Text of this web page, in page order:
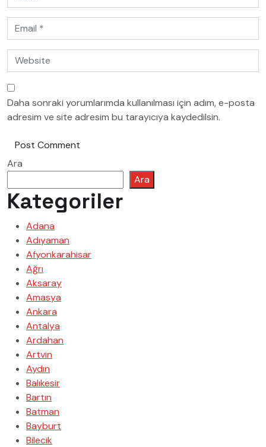
Daha sonraki yorumlarımda kullanılması için adım, e-posta
adresim ve site adresim bu tarayıcıya kaydedilsin.
Post Comment
Ara
Ara
Kategoriler
Adana
Adıyaman
Afyonkarahisar
Ağrı
Aksaray
Amasya
Ankara
Antalya
Ardahan
Artvin
Aydın
Balıkesir
Bartın
Batman
Bayburt
Bilecik